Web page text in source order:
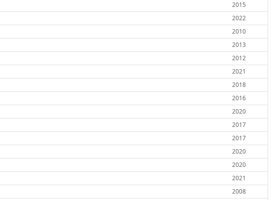
2015
2022
2010
2013
2012
2021
2018
2016
2020
2017
2017
2020
2020
2021
2008